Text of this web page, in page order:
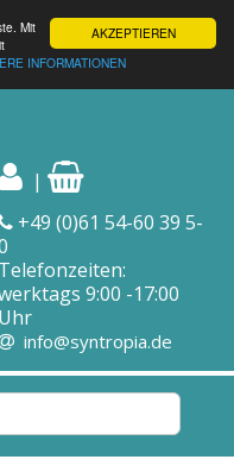
AKZEPTIEREN
Mit
INFORMATIONEN
|
+49 (0)61 54-60 39 5-
Telefonzeiten:
9:00 -17:00
Uhr
info@syntropia.de